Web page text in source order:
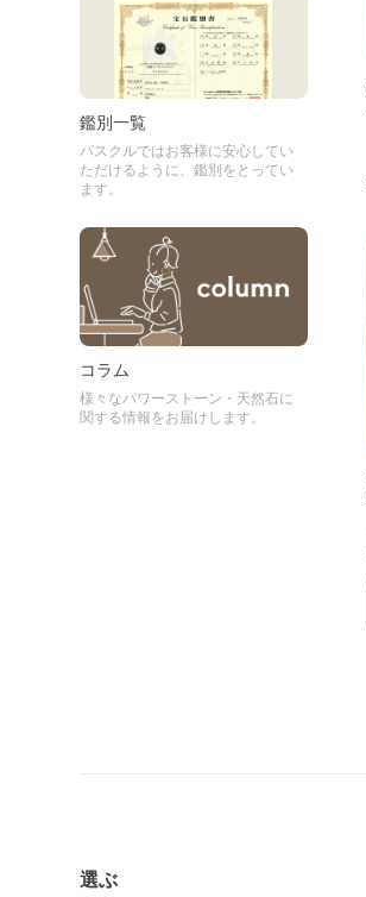
鑑別一覧
パスクルではお客様に安心してい
ただけるように、鑑別をとってい
ます。
コラム
様々なパワーストーン・天然石に
関する情報をお届けします。
選ぶ